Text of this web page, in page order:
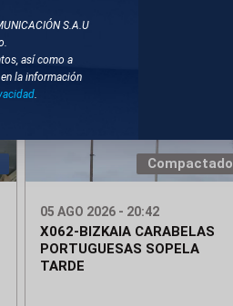
S.A.U
así como a
la información
Compactado
05 AGO 2026 - 20:42
X062-BIZKAIA CARABELAS
PORTUGUESAS SOPELA
TARDE